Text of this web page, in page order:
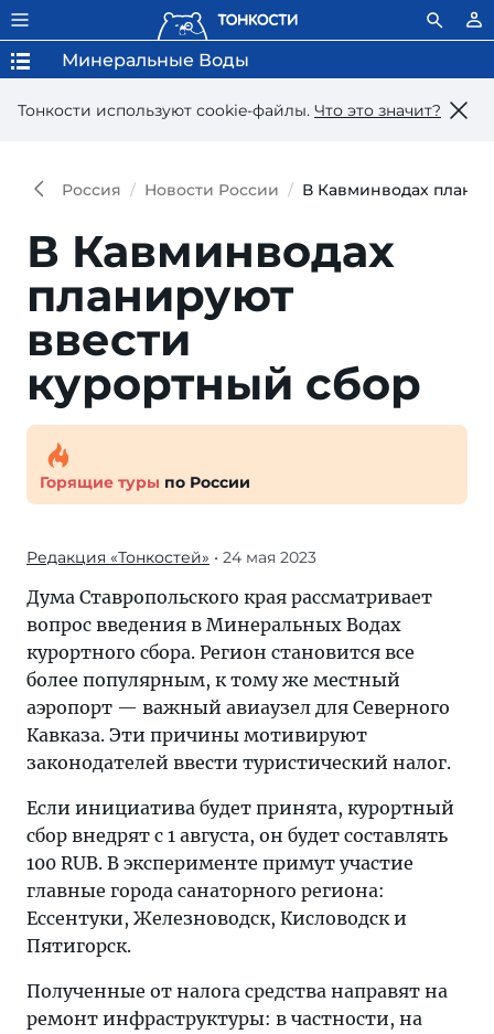
Тонкости используют сookie-файлы. Что это значит?
Минеральные Воды
Россия Новости России В Кавминводах
В Кавминводах
планируют
ввести
курортный сбор
Горящие туры по России
Редакция «Тонкостей» • 24 мая 2023
Дума Ставропольского края рассматривает
вопрос введения в Минеральных Водах
курортного сбора. Регион становится все
более популярным, к тому же местный
аэропорт — важный авиаузел для Северного
Кавказа. Эти причины мотивируют
законодателей ввести туристический налог.
Если инициатива будет принята, курортный
сбор внедрят с 1 августа, он будет составлять
100 RUB. В эксперименте примут участие
главные города санаторного региона:
Ессентуки, Железноводск, Кисловодск и
Пятигорск.
Полученные от налога средства направят на
ремонт инфраструктуры: в частности, на